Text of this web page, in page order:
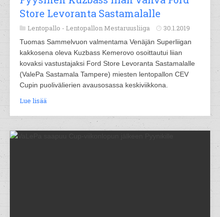
Store Levoranta Sastamalalle
Lentopallo - Lentopallon Mestaruusliiga 30.1.2019
Tuomas Sammelvuon valmentama Venäjän Superliigan
kakkosena oleva Kuzbass Kemerovo osoittautui liian
kovaksi vastustajaksi Ford Store Levoranta Sastamalalle
(ValePa Sastamala Tampere) miesten lentopallon CEV
Cupin puolivälierien avausosassa keskiviikkona.
Lue lisää